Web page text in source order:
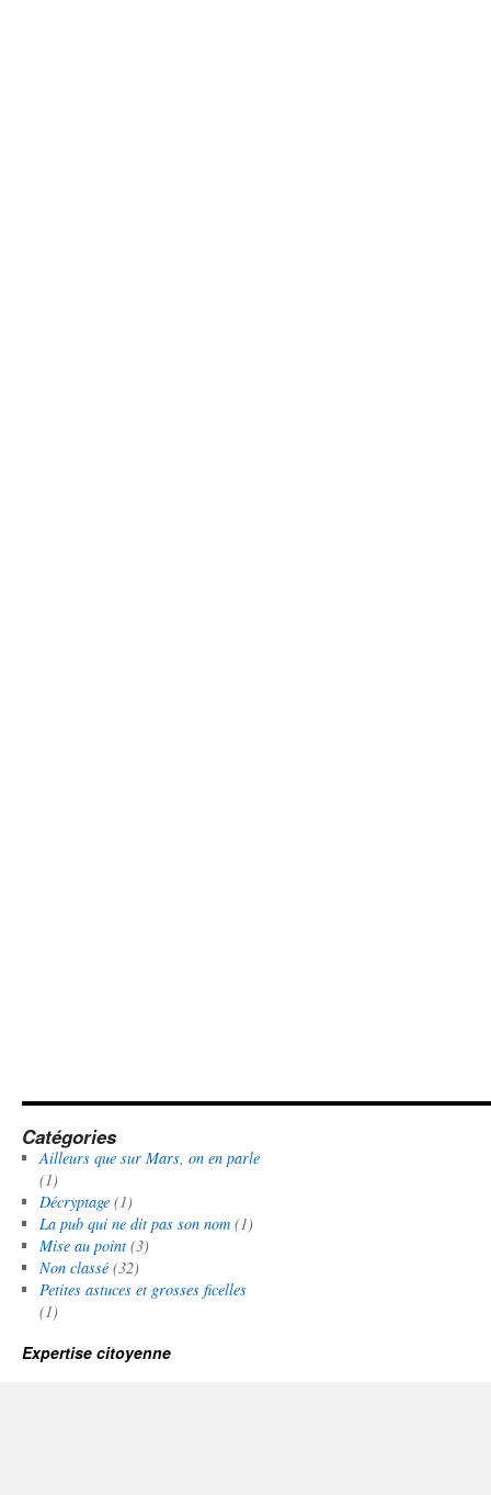
Catégories
Ailleurs que sur Mars, on en parle
(1)
Décryptage(1)
La pub qui ne dit pas son nom(1)
Mise au point(3)
Non classé(32)
Petites astuces et grosses ficelles
(1)
Expertise citoyenne